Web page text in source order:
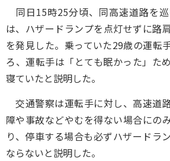
同日15時25分頃、同高速道路を
は、ハザードランプを点灯せずに路
を発見した。乗っていた29歳の運転
ろ、運転手は「とても眠かった」た
寝ていたと説明した。
交通警察は運転手に対し、高速道
障や事故などやむを得ない場合にの
り、停車する場合も必ずハザードラ
ならないと説明した。